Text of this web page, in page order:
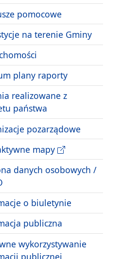
pomocowe
na terenie Gminy
plany raporty
realizowane z
państwa
pozarządowe
mapy
danych osobowych /
o biuletynie
publiczna
wykorzystywanie
publicznej